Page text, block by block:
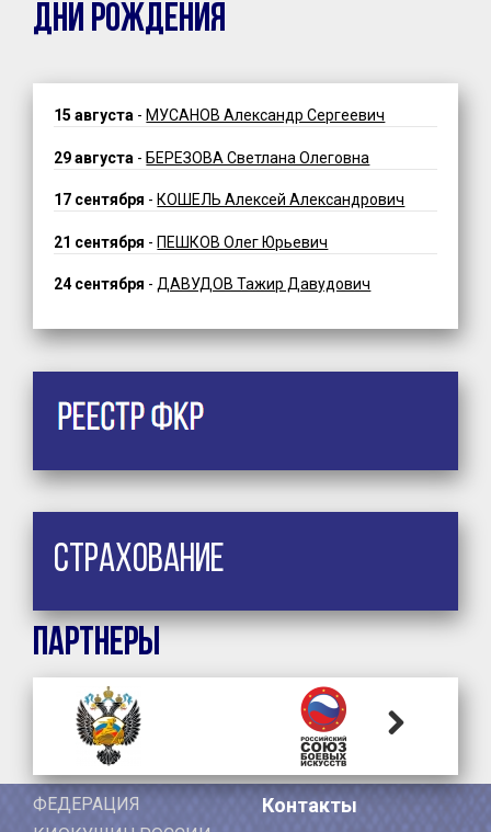
ДНИ РОЖДЕНИЯ
15 августа - МУСАНОВ Александр Сергеевич
29 августа - БЕРЕЗОВА Светлана Олеговна
17 сентября - КОШЕЛЬ Алексей Александрович
21 сентября -ПЕШКОВ Олег Юрьевич
24 сентября - ДАВУДОВ Тажир Давудович
Страхование
Партнеры
ФЕДЕРАЦИЯ
Контакты